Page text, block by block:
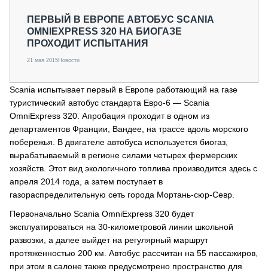
ПЕРВЫЙ В ЕВРОПЕ АВТОБУС SCANIA
OMNIEXPRESS 320 НА БИОГАЗЕ
ПРОХОДИТ ИСПЫТАНИЯ
21 мая 2015Новости
Scania испытывает первый в Европе работающий на газе
туристический автобус стандарта Евро-6 — Scania
OmniExpress 320. Апробация проходит в одном из
департаментов Франции, Вандее, на трассе вдоль морского
побережья. В двигателе автобуса используется биогаз,
вырабатываемый в регионе силами четырех фермерских
хозяйств. Этот вид экологичного топлива производится здесь с
апреля 2014 года, а затем поступает в
газораспределительную сеть города Мортань-сюр-Севр.
Первоначально Scania OmniExpress 320 будет
эксплуатироваться на 30-километровой линии школьной
развозки, а далее выйдет на регулярный маршрут
протяженностью 200 км. Автобус рассчитан на 55 пассажиров,
при этом в салоне также предусмотрено пространство для